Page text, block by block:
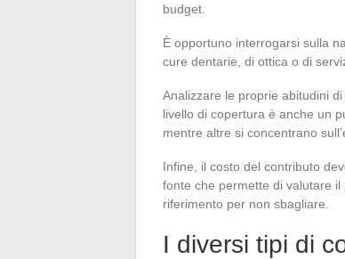
budget.
È opportuno interrogarsi sulla
cure dentarie, di ottica o di
Analizzare le proprie abitudini
livello di copertura è anche un
mentre altre si concentrano
Infine, il costo del contributo
fonte che permette di valutare
riferimento per non sbagliare.
I diversi tipi di